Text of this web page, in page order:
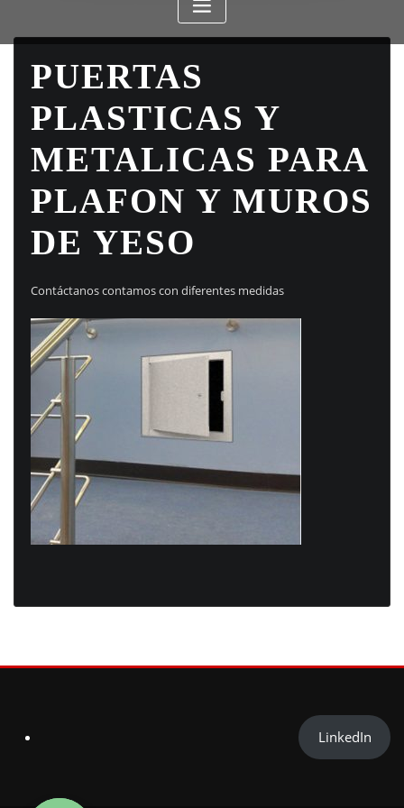
PUERTAS
PLASTICAS Y
METALICAS PARA
PLAFON Y MUROS
DE YESO
Contáctanos contamos con diferentes medidas
LinkedIn